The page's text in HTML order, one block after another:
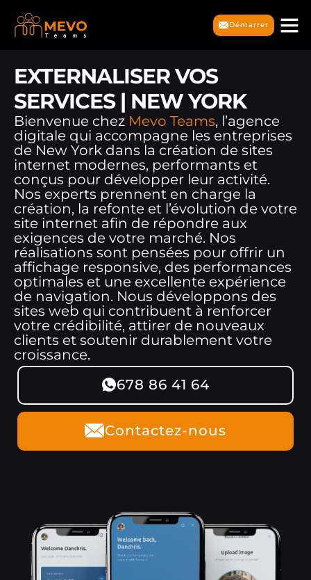
Démarrer
EXTERNALISER VOS
SERVICES | NEW YORK
Bienvenue chez Mevo Teams, l’agence
digitale qui accompagne les entreprises
de New York dans la création de sites
internet modernes, performants et
conçus pour développer leur activité.
Nos experts prennent en charge la
création, la refonte et l’évolution de votre
site internet afin de répondre aux
exigences de votre marché. Nos
réalisations sont pensées pour offrir un
affichage responsive, des performances
optimales et une excellente expérience
de navigation. Nous développons des
sites web qui contribuent à renforcer
votre crédibilité, attirer de nouveaux
clients et soutenir durablement votre
croissance.
678 86 41 64
Contactez-nous